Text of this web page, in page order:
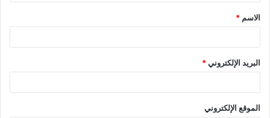
الاسم *
البريد الإلكتروني*
الموقع الإلكتروني